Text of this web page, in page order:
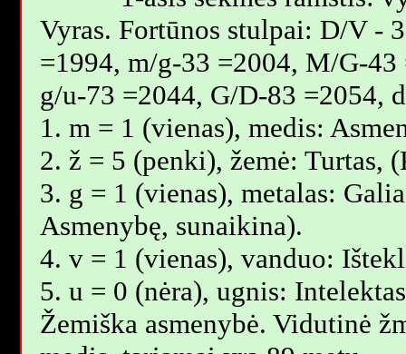
Vyras. Fortūnos stulpai: D/V -
=1994, m/g-33 =2004, M/G-
g/u-73 =2044, G/D-83 =2054,
1. m = 1 (vienas), medis:
2. ž = 5 (penki), žemė: Turtas,
3. g = 1 (vienas), metalas:
Asmenybę, sunaikina).
4. v = 1 (vienas), vanduo:
5. u = 0 (nėra), ugnis:
Žemiška asmenybė. Vidutinė